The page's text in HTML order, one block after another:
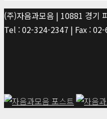
(주)자음과모음 | 10881 경기
Tel : 02-324-2347 | Fax :